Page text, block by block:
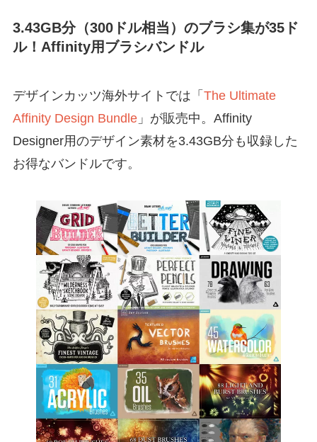
3.43GB分（300ドル相当）のブラシ集が35ド
ル！Affinity用ブラシバンドル
デザインカッツ海外サイトでは「 The Ultimate
Affinity Design Bundle」が販売中。Affinity
Designer用のデザイン素材を3.43GB分も収録した
お得なバンドルです。